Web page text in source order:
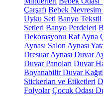
Çarşafı Bebek Nevresim
Uyku Seti Banyo Tekstil
Setleri Banyo Perdeleri
Dekorasyonu Raf Ayna
Aynası Salon Aynası
Dresuar Aynası Duvar
Duvar Panoları Duvar
Boyanabilir Duvar
Stickerları ve Etiketleri
Folyolar Çocuk Odası